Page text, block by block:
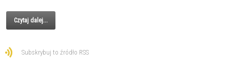
Czytaj dalej...
Subskrybuj to źródło RSS